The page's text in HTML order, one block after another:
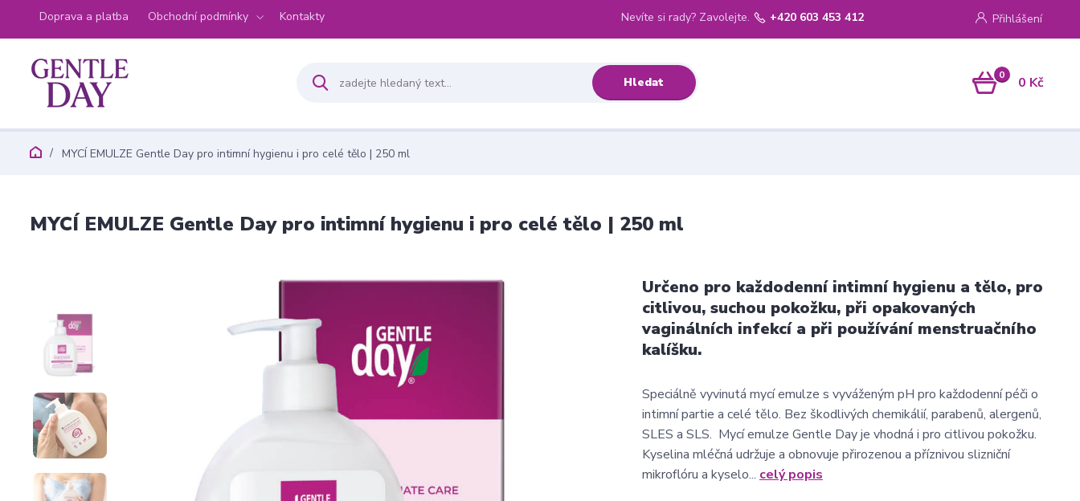
Doprava a platba Obchodní podmínky Kontakty Přihlášení
Hledat
Nevíte si rady? Zavolejte. +420 603 453 412
0 0 Kč
MYCÍ EMULZE Gentle Day pro intimní hygienu i pro celé tělo | 250 ml
MYCÍ EMULZE Gentle Day pro intimní hygienu i pro celé tělo | 250 ml
Určeno pro každodenní intimní hygienu a tělo, pro
citlivou, suchou pokožku, při opakovaných
vaginálních infekcí a při používání menstruačního
kalíšku.
Speciálně vyvinutá mycí emulze s vyváženým pH pro každodenní péči o
intimní partie a celé tělo. Bez škodlivých chemikálií, parabenů, alergenů,
SLES a SLS. Mycí emulze Gentle Day je vhodná i pro citlivou pokožku.
Kyselina mléčná udržuje a obnovuje přirozenou a příznivou slizniční
mikroflóru a kyselo... celý popis